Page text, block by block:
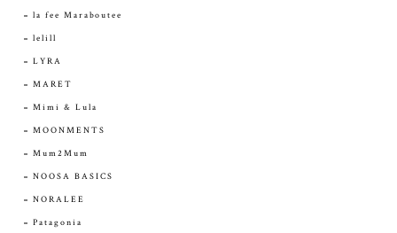
la fee Maraboutee
lelill
LYRA
MARET
Mimi & Lula
MOONMENTS
Mum2Mum
NOOSA BASICS
NORALEE
Patagonia